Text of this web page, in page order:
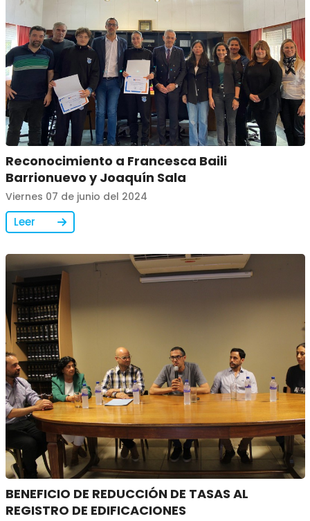
Reconocimiento a Francesca Baili
Barrionuevo y Joaquín Sala
Viernes 07 de junio del 2024
Leer
BENEFICIO DE REDUCCIÓN DE TASAS AL
REGISTRO DE EDIFICACIONES